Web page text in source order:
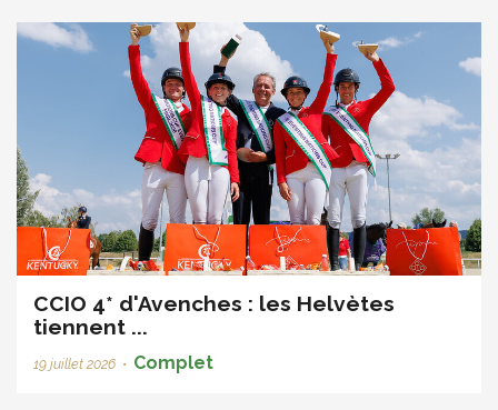
CCIO 4* d'Avenches : les Helvètes
tiennent ...
19 juillet 2026 • Complet